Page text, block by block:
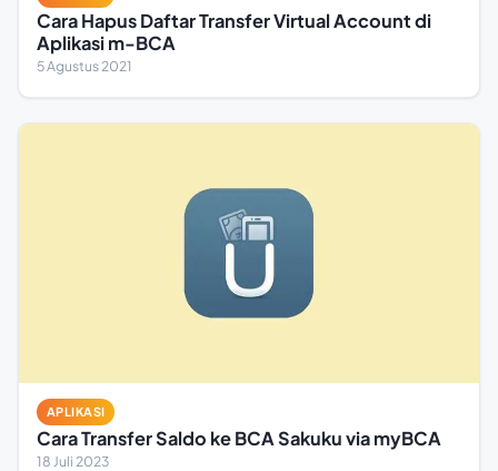
Cara Hapus Daftar Transfer Virtual Account di
Aplikasi m-BCA
5 Agustus 2021
APLIKASI
Cara Transfer Saldo ke BCA Sakuku via myBCA
18 Juli 2023